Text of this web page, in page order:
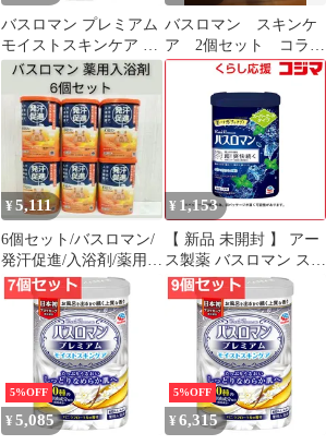
バスロマン プレミアム
モイストスキンケア 薬
用入浴剤 600g 4個セッ
ト まとめ売り
バスロマン スキンケ
ア 2個セット コラー
ゲン シアバター ヒ
¥5,111
6個セット/バスロマン/
発汗促進/入浴剤/薬用/
ホットヴィヒタの香り/
アース製薬
¥ 1,153
【 新品 未開封 】 アー
ス製薬 バスロマン スー
パークールタイプ 未使
用 送料無料
5%OFF
¥ 5,085
5%OFF
¥ 6,315